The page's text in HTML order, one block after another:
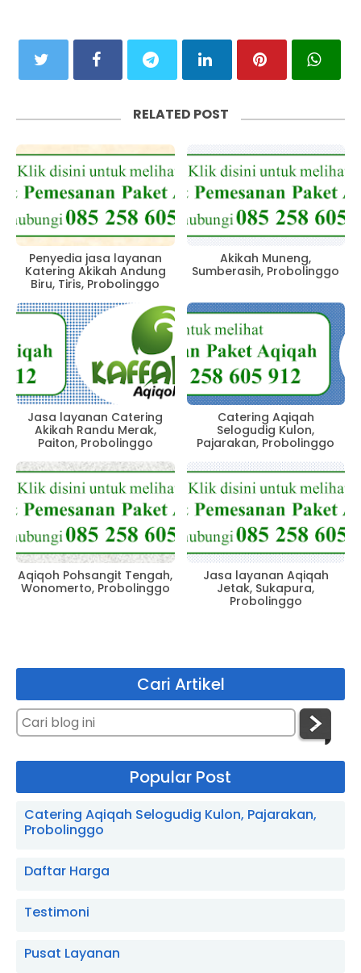
RELATED POST
Penyedia jasa layanan
Katering Akikah Andung
Biru, Tiris, Probolinggo
Akikah Muneng,
Sumberasih, Probolinggo
Jasa layanan Catering
Akikah Randu Merak,
Paiton, Probolinggo
Catering Aqiqah
Selogudig Kulon,
Pajarakan, Probolinggo
Aqiqoh Pohsangit Tengah,
Wonomerto, Probolinggo
Jasa layanan Aqiqah
Jetak, Sukapura,
Probolinggo
Cari Artikel
Popular Post
Catering Aqiqah Selogudig Kulon, Pajarakan,
Probolinggo
Daftar Harga
Testimoni
Pusat Layanan